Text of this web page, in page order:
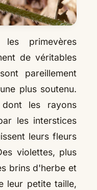
primevères
de véritables
pareillement
plus soutenu.
les rayons
les interstices
leurs fleurs
violettes, plus
brins d'herbe et
leur petite taille,